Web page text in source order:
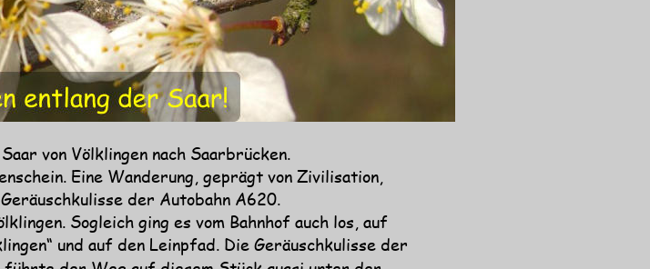
von Völklingen nach Saarbrücken.
Eine Wanderung, geprägt von Zivilisation,
der Autobahn A620.
Sogleich ging es vom Bahnhof auch los, auf
und auf den Leinpfad. Die Geräuschkulisse der